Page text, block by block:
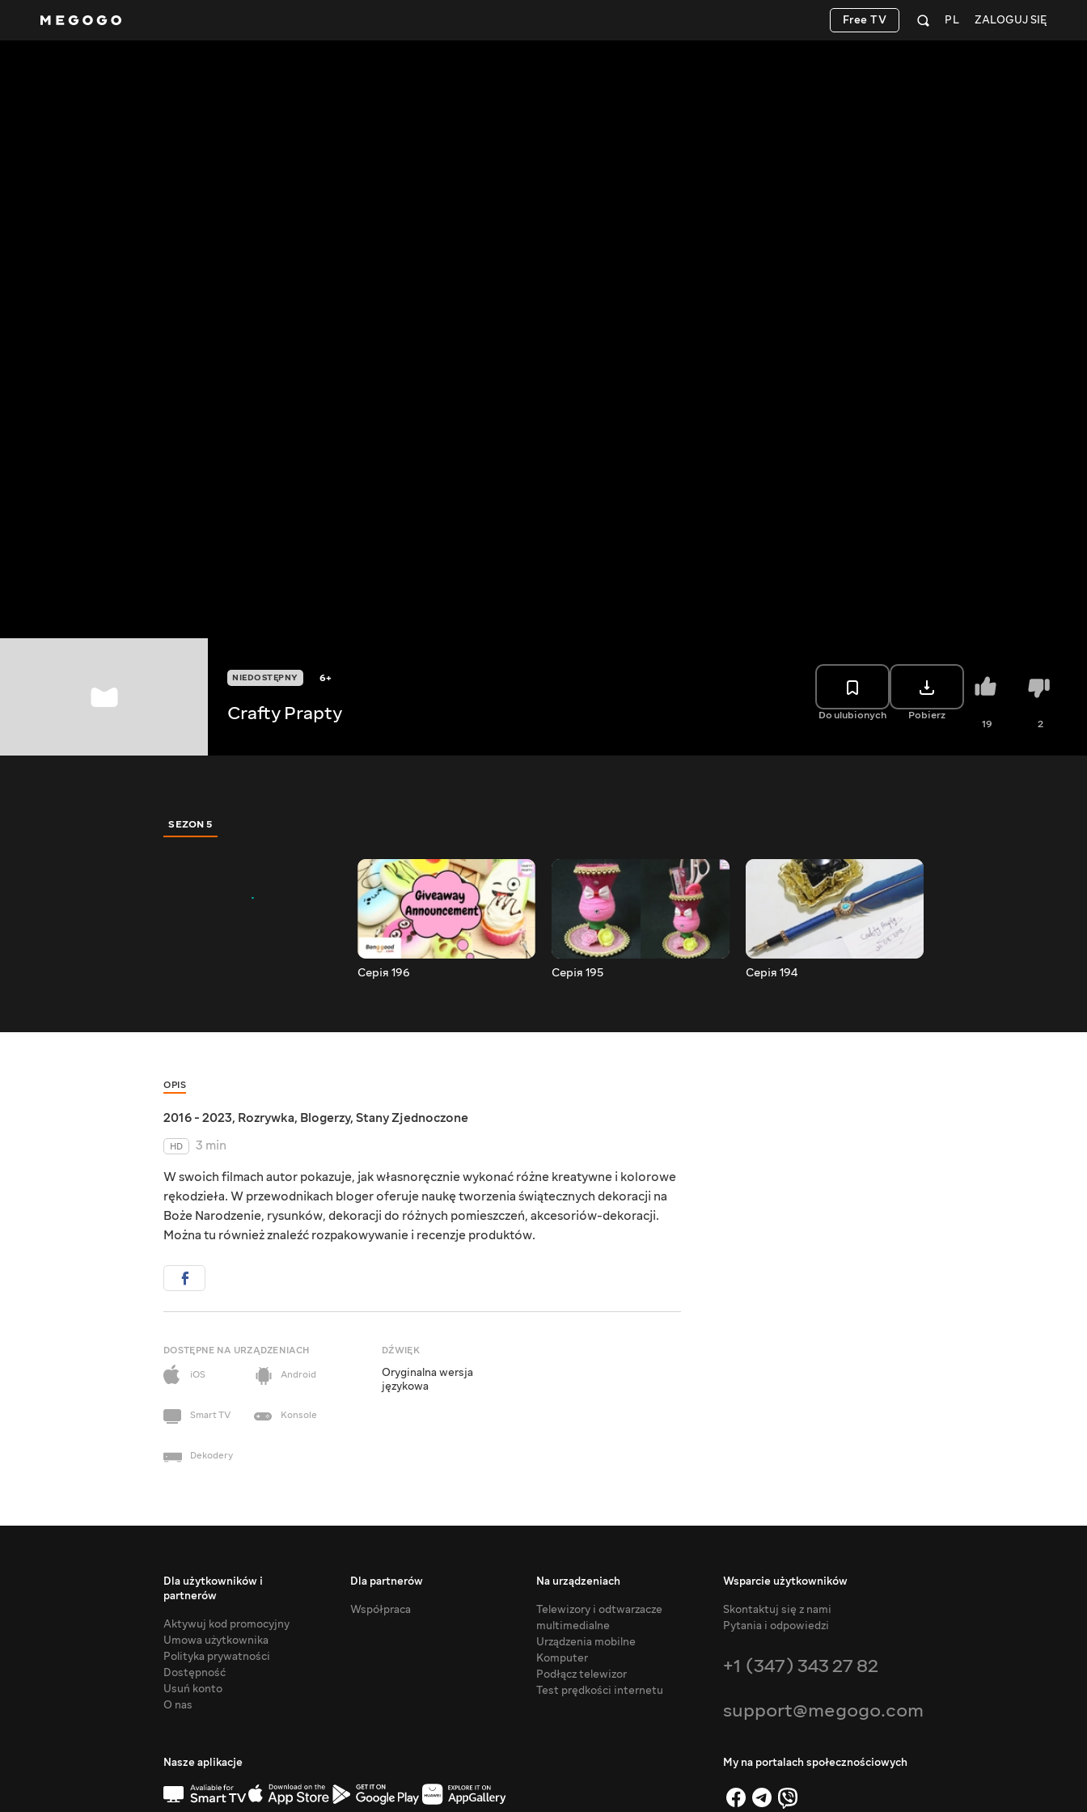
ZALOGUJ SIĘ
PL
Free TV
NIEDOSTĘPNY 6+
Crafty Prapty Do ulubionych Pobierz
19 2
SEZON 5
Серія 196 Серія 195 Серія 194
OPIS
2016 - 2023, Rozrywka, Blogerzy, Stany Zjednoczone
HD
3 min
W swoich filmach autor pokazuje, jak własnoręcznie wykonać różne kreatywne i kolorowe
rękodzieła. W przewodnikach bloger oferuje naukę tworzenia świątecznych dekoracji na
Boże Narodzenie, rysunków, dekoracji do różnych pomieszczeń, akcesoriów-dekoracji.
Można tu również znaleźć rozpakowywanie i recenzje produktów.
DOSTĘPNE NA URZĄDZENIACH
iOS
Android
Smart TV Konsole
Dekodery
DŹWIĘK
Oryginalna wersja
językowa
Dla użytkowników i
partnerów
Aktywuj kod promocyjny
Umowa użytkownika
Polityka prywatności
Dostępność
Usuń konto
O nas
Dla partnerów
Współpraca
Na urządzeniach
Telewizory i odtwarzacze
multimedialne
Urządzenia mobilne
Komputer
Podłącz telewizor
Test prędkości internetu
Wsparcie użytkowników
Skontaktuj się z nami
Pytania i odpowiedzi
+1 (347) 343 27 82
support@megogo.com
Nasze aplikacje My na portalach społecznościowych